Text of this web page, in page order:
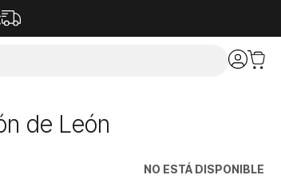
de León
NO ESTÁ DISPONIBLE